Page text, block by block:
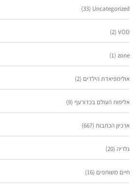
Uncategorized
(33)
VOD
(2)
zone
(1)
אולימפיאדת הילדים (2)
אליפות העולם בכדורעף (9)
ארכיון הכתבות (667)
גלריה (20)
חיים משותפים (16)